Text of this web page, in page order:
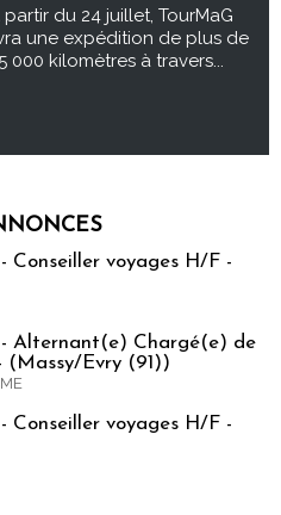
partir du 24 juillet, TourMaG
une expédition de plus de
5 000 kilomètres à travers...
Conseiller voyages H/F -
- Alternant(e) Chargé(e) de
(Massy/Evry (91))
Conseiller voyages H/F -